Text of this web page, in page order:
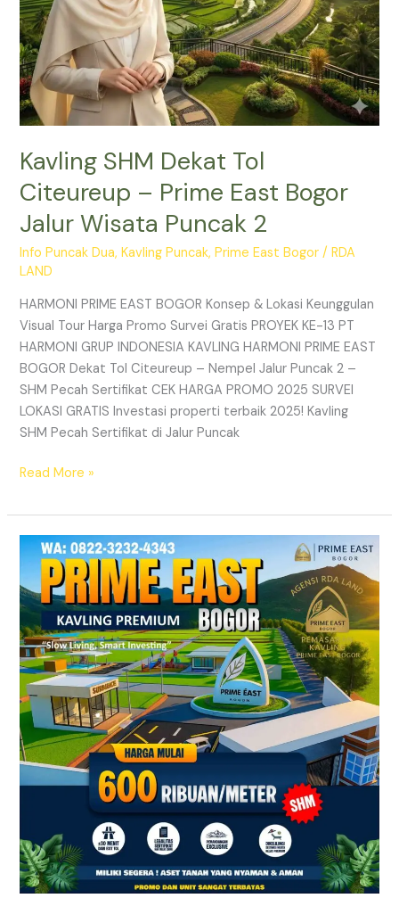
Kavling SHM Dekat Tol
Citeureup – Prime East Bogor
Jalur Wisata Puncak 2
Info Puncak Dua,Kavling Puncak,Prime East Bogor /RDA
LAND
HARMONI PRIME EAST BOGOR Konsep & Lokasi Keunggulan
Visual Tour Harga Promo Survei Gratis PROYEK KE-13 PT
HARMONI GRUP INDONESIA KAVLING HARMONI PRIME EAST
BOGOR Dekat Tol Citeureup – Nempel Jalur Puncak 2 –
SHM Pecah Sertifikat CEK HARGA PROMO 2025 SURVEI
LOKASI GRATIS Investasi properti terbaik 2025! Kavling
SHM Pecah Sertifikat di Jalur Puncak
Puncak
2
Read More »
Kavling
SHM
Dekat
Exit
Tol
Citeureup
Bogor
Timur